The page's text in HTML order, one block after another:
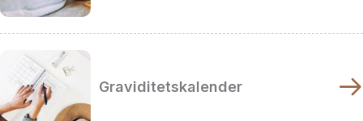
Graviditetskalender